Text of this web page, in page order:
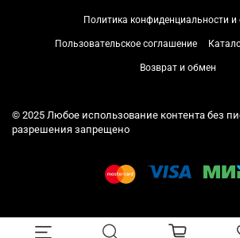
Политика конфиденциальности и
Пользовательское соглашение
Возврат и обмен
© 2025 Любое использование контента без
разрешения запрещено